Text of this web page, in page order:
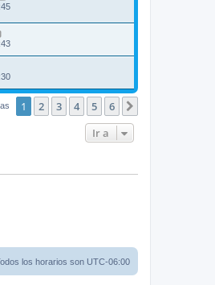
1 2 3 4 5 6
Ir a
los horarios son UTC-06:00